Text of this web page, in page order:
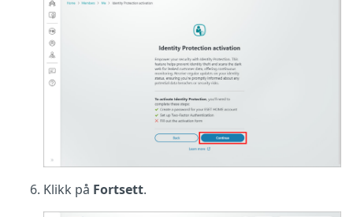
Klikk på Fortsett.